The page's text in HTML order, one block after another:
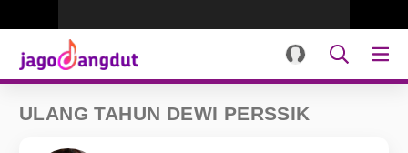
ULANG TAHUN DEWI PERSSIK